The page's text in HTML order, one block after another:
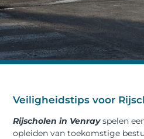
Veiligheidstips voor
Rijscholen in Venrayspelen
opleiden van toekomstige